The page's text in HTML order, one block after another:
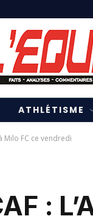
ATHLÉTISME
Milo FC ce vendredi
: